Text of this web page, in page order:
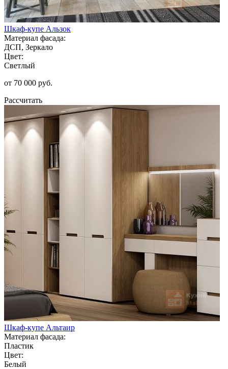
Шкаф-купе Альзок
Материал фасада:
ДСП, Зеркало
Цвет:
Светлый
от 70 000 руб.
Рассчитать
Шкаф-купе Альтаир
Материал фасада:
Пластик
Цвет:
Белый